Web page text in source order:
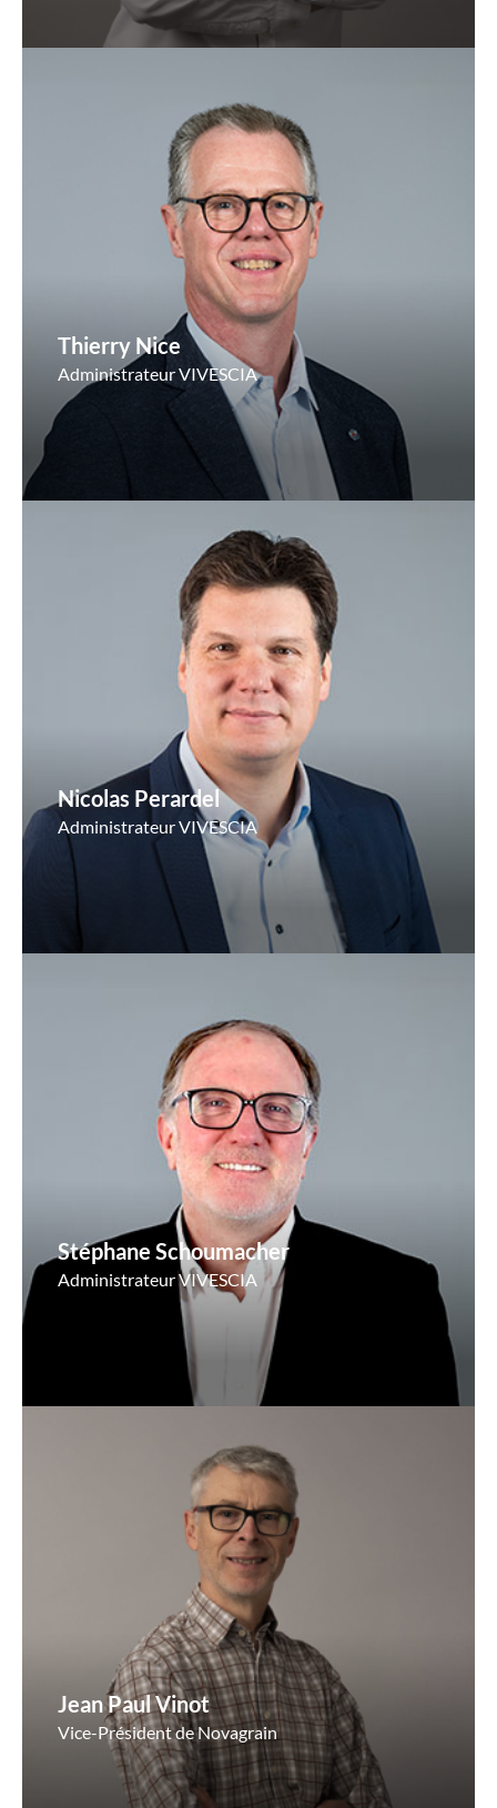
Thierry Nice
Administrateur VIVESCIA
Nicolas Perardel
Administrateur VIVESCIA
Stéphane Schoumacher
Administrateur VIVESCIA
Jean Paul Vinot
Vice-Président de Novagrain